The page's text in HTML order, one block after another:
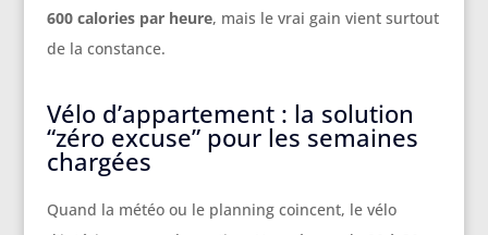
600 calories par heure, mais le vrai gain vient surtout
de la constance.
Vélo d’appartement : la solution
“zéro excuse” pour les semaines
chargées
Quand la météo ou le planning coincent, le vélo